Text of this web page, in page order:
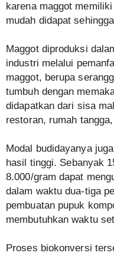
karena maggot
mudah didapat
Maggot diproduksi
industri melalui
maggot, berupa
tumbuh dengan
didapatkan dari sisa
restoran, rumah
Modal budidayanya
hasil tinggi. Sebanyak
8.000/gram dapat
dalam waktu dua-tiga
pembuatan pupuk
membutuhkan waktu
Proses biokonversi